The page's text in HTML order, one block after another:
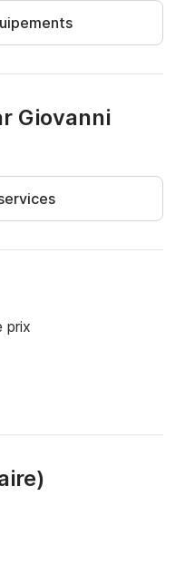
Giovanni
prix
)